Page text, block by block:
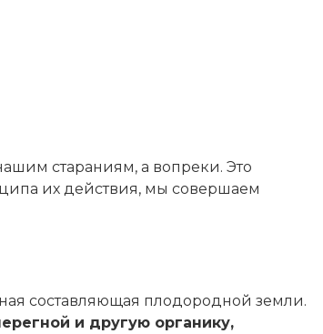
стараниям, а вопреки. Это
их действия, мы совершаем
составляющая плодородной земли.
и другую органику,